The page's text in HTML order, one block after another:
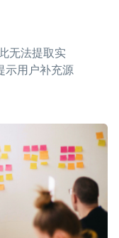
无法提取实
示用户补充源